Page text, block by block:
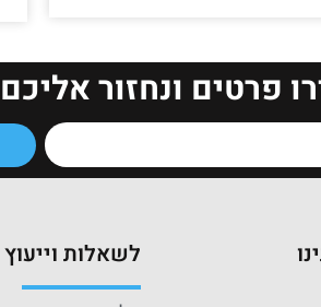
פרטים ונחזור
לשאלות וייעוץ